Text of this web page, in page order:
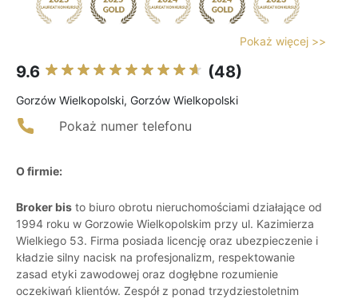
Pokaż więcej >>
9.6 (48)
Gorzów Wielkopolski, Gorzów Wielkopolski
Pokaż numer telefonu
O firmie:
Broker bis to biuro obrotu nieruchomościami działające od
1994 roku w Gorzowie Wielkopolskim przy ul. Kazimierza
Wielkiego 53. Firma posiada licencję oraz ubezpieczenie i
kładzie silny nacisk na profesjonalizm, respektowanie
zasad etyki zawodowej oraz dogłębne rozumienie
oczekiwań klientów. Zespół z ponad trzydziestoletnim